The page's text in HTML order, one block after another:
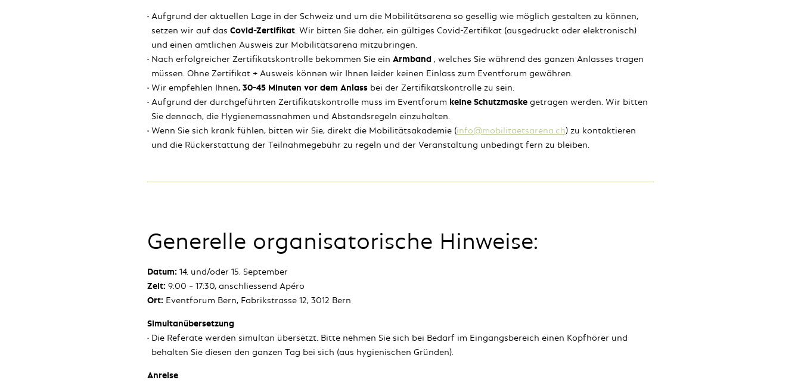
Aufgrund der aktuellen Lage in der Schweiz und um die Mobilitätsarena so gesellig wie möglich gestalten zu können,
setzen wir auf dasCovid-Zertifikat. Wir bitten Sie daher, ein gültiges Covid-Zertifikat (ausgedruckt oder elektronisch)
und einen amtlichen Ausweis zur Mobilitätsarena mitzubringen.
Nach erfolgreicher Zertifikatskontrolle bekommen Sie einArmband , welches Sie während des ganzen Anlasses tragen
müssen. Ohne Zertifikat + Ausweis können wir Ihnen leider keinen Einlass zum Eventforum gewähren.
Wir empfehlen Ihnen,30-45 Minuten vor dem Anlass bei der Zertifikatskontrolle zu sein.
Aufgrund der durchgeführten Zertifikatskontrolle muss im Eventforum keine Schutzmaske getragen werden. Wir bitten
Sie dennoch, die Hygienemassnahmen und Abstandsregeln einzuhalten.
Wenn Sie sich krank fühlen, bitten wir Sie, direkt die Mobilitätsakademie (info@mobilitaetsarena.ch) zu kontaktieren
und die Rückerstattung der Teilnahmegebühr zu regeln und der Veranstaltung unbedingt fern zu bleiben.
Generelle organisatorische Hinweise:
Datum: 14. und/oder 15. September
Zeit:9:00 – 17:30, anschliessend Apéro
Ort:Eventforum Bern, Fabrikstrasse 12, 3012 Bern
Simultanübersetzung
Die Referate werden simultan übersetzt. Bitte nehmen Sie sich bei Bedarf im Eingangsbereich einen Kopfhörer und
behalten Sie diesen den ganzen Tag bei sich (aus hygienischen Gründen).
Anreise